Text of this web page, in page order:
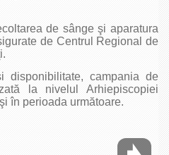
de sânge şi aparatura
de Centrul Regional de
disponibilitate, campania de
la nivelul Arhiepiscopiei
în perioada următoare.